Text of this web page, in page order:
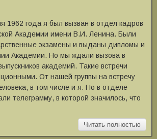
1962 года я был вызван в отдел кадров
Академии имени В.И. Ленина. Были
экзамены и выданы дипломы и
Академии. Но мы ждали вызова в
академий. Такие встречи
От нашей группы на встречу
в том числе и я. Но в отделе
телеграмму, в которой значилось, что
Читать полностью